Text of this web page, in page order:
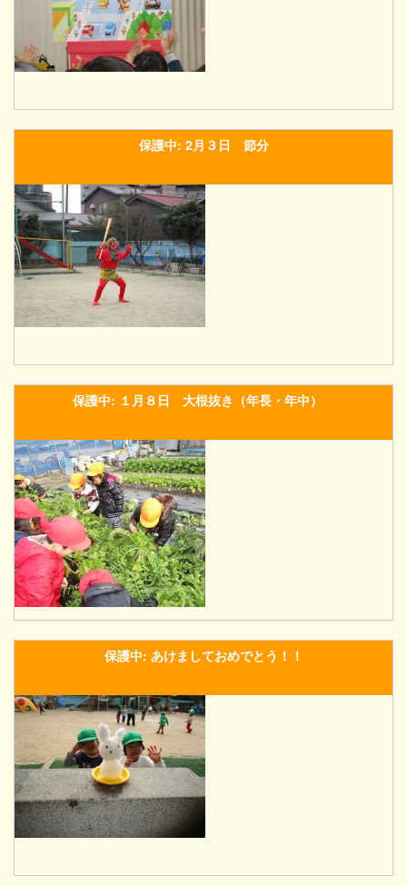
保護中: 2月３日 節分
保護中: １月８日 大根抜き（年長・年中）
保護中: あけましておめでとう！！